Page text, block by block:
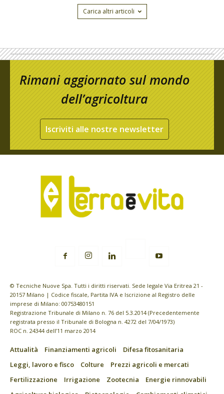
Carica altri articoli
Rimani aggiornato sul mondo
dell’agricoltura
Iscriviti alle nostre newsletter
© Tecniche Nuove Spa. Tutti i diritti riservati. Sede legale Via Eritrea 21 -
20157 Milano | Codice fiscale, Partita IVA e Iscrizione al Registro delle
imprese di Milano: 00753480151
Registrazione Tribunale di Milano n. 76 del 5.3.2014 (Precedentemente
registrata presso il Tribunale di Bologna n. 4272 del 7/04/1973)
ROC n. 24344 dell’11 marzo 2014
Attualità Finanziamenti agricoli
Difesa fitosanitaria
Leggi, lavoro e fisco
Colture
Prezzi agricoli e mercati
Fertilizzazione
Irrigazione Zootecnia
Energie rinnovabili